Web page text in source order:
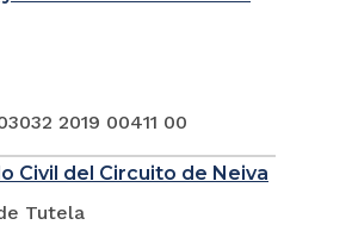
2019 00411 00
Civil del Circuito de Neiva
Tutela